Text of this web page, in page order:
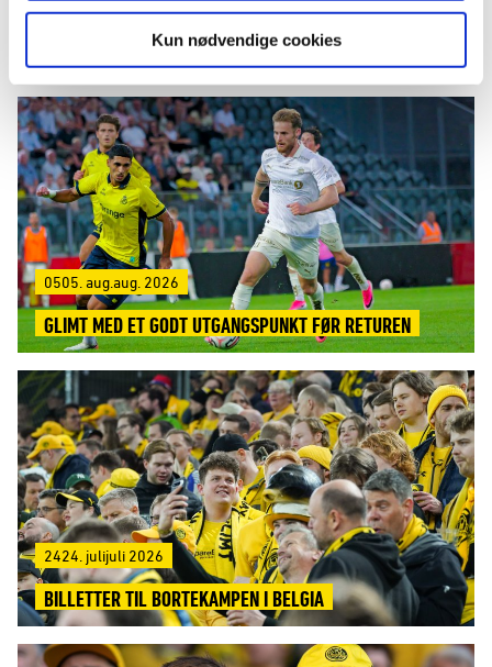
Kun nødvendige cookies
LES MER
0505. aug.aug. 2026
GLIMT MED ET GODT UTGANGSPUNKT FØR RETUREN
2424. julijuli 2026
BILLETTER TIL BORTEKAMPEN I BELGIA